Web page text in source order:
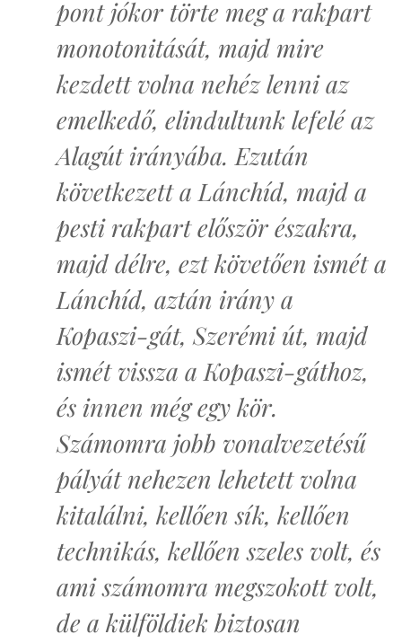
pont jókor törte meg a rakpart
monotonitását, majd mire
kezdett volna nehéz lenni az
emelkedő, elindultunk lefelé az
Alagút irányába. Ezután
következett a Lánchíd, majd a
pesti rakpart először északra,
majd délre, ezt követően ismét a
Lánchíd, aztán irány a
Kopaszi-gát, Szerémi út, majd
ismét vissza a Kopaszi-gáthoz,
és innen még egy kör.
Számomra jobb vonalvezetésű
pályát nehezen lehetett volna
kitalálni, kellően sík, kellően
technikás, kellően szeles volt, és
ami számomra megszokott volt,
de a külföldiek biztosan